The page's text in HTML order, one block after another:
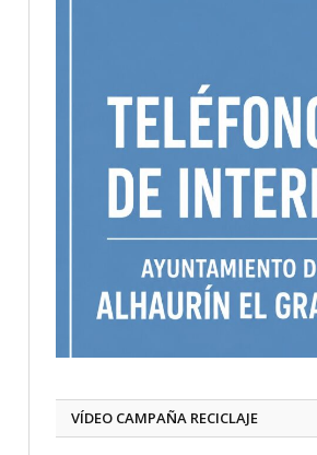
VÍDEO CAMPAÑA RECICLAJE